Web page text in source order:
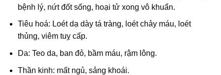
bệnh lý, nứt đốt sống, hoại tử xong vô khuẩn.
Tiêu hoá: Loét dạ dày tá tràng, loét chảy máu, loét
thủng, viêm tuỵ cấp.
Da: Teo da, ban đỏ, bầm máu, rậm lông.
Thần kinh: mất ngủ, sảng khoái.